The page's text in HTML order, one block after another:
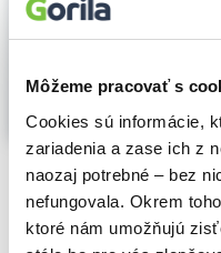
Môžeme pracovať s
Cookies sú informácie,
zariadenia a zase ich z
naozaj potrebné – bez
nefungovala. Okrem
ktoré nám umožňujú
🌴 Máme na
17,20€